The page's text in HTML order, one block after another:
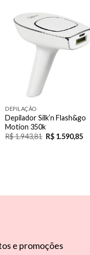
Add to
Wishlist
DEPILAÇÃO
Depilador Silk’n Flash&go
Motion 350k
R$1.943,81 R$ 1.590,85
e promoções